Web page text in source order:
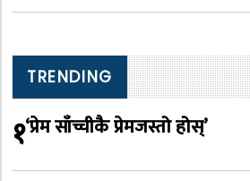
TRENDING
१‘प्रेम साँच्चीकै प्रेमजस्तो होस्’